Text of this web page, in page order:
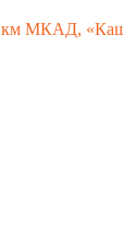
МКАД,